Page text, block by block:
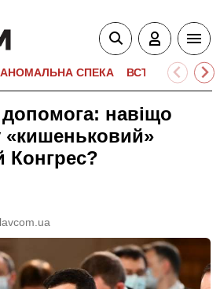
АНОМАЛЬНА СПЕКА ВСТУПНА
навіщо
«кишеньковий»
Конгрес?